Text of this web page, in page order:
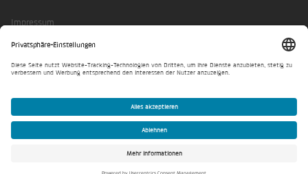
Impressum
Datenschutzerklärung
Privatsphäre-Einstellungen
© Lindschulte 2026